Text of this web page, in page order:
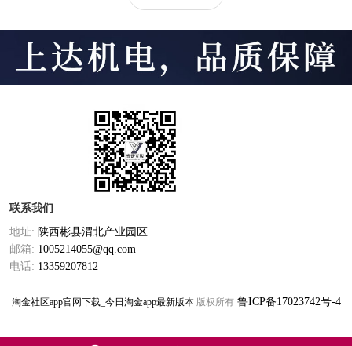
联系我们
地址: 陕西彬县渭北产业园区
邮箱: 1005214055@qq.com
电话: 13359207812
淘金社区app官网下载_今日淘金app最新版本版权所有 鲁ICP备17023742号-4